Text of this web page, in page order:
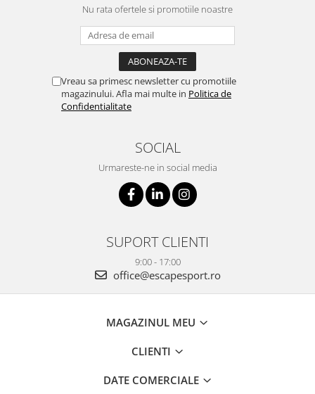
Nu rata ofertele si promotiile noastre
Vreau sa primesc newsletter cu promotiile
magazinului. Afla mai multe in Politica de
Confidentialitate
SOCIAL
Urmareste-ne in social media
SUPORT CLIENTI
9:00 - 17:00
office@escapesport.ro
MAGAZINUL MEU
CLIENTI
DATE COMERCIALE